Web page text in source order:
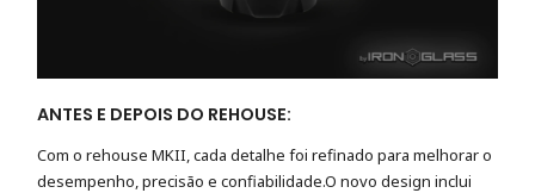
ANTES E DEPOIS DO REHOUSE:
Com orehouse MKII,cada detalhe foi refinado para melhorar o
desempenho, precisão e confiabilidade.O novo design inclui